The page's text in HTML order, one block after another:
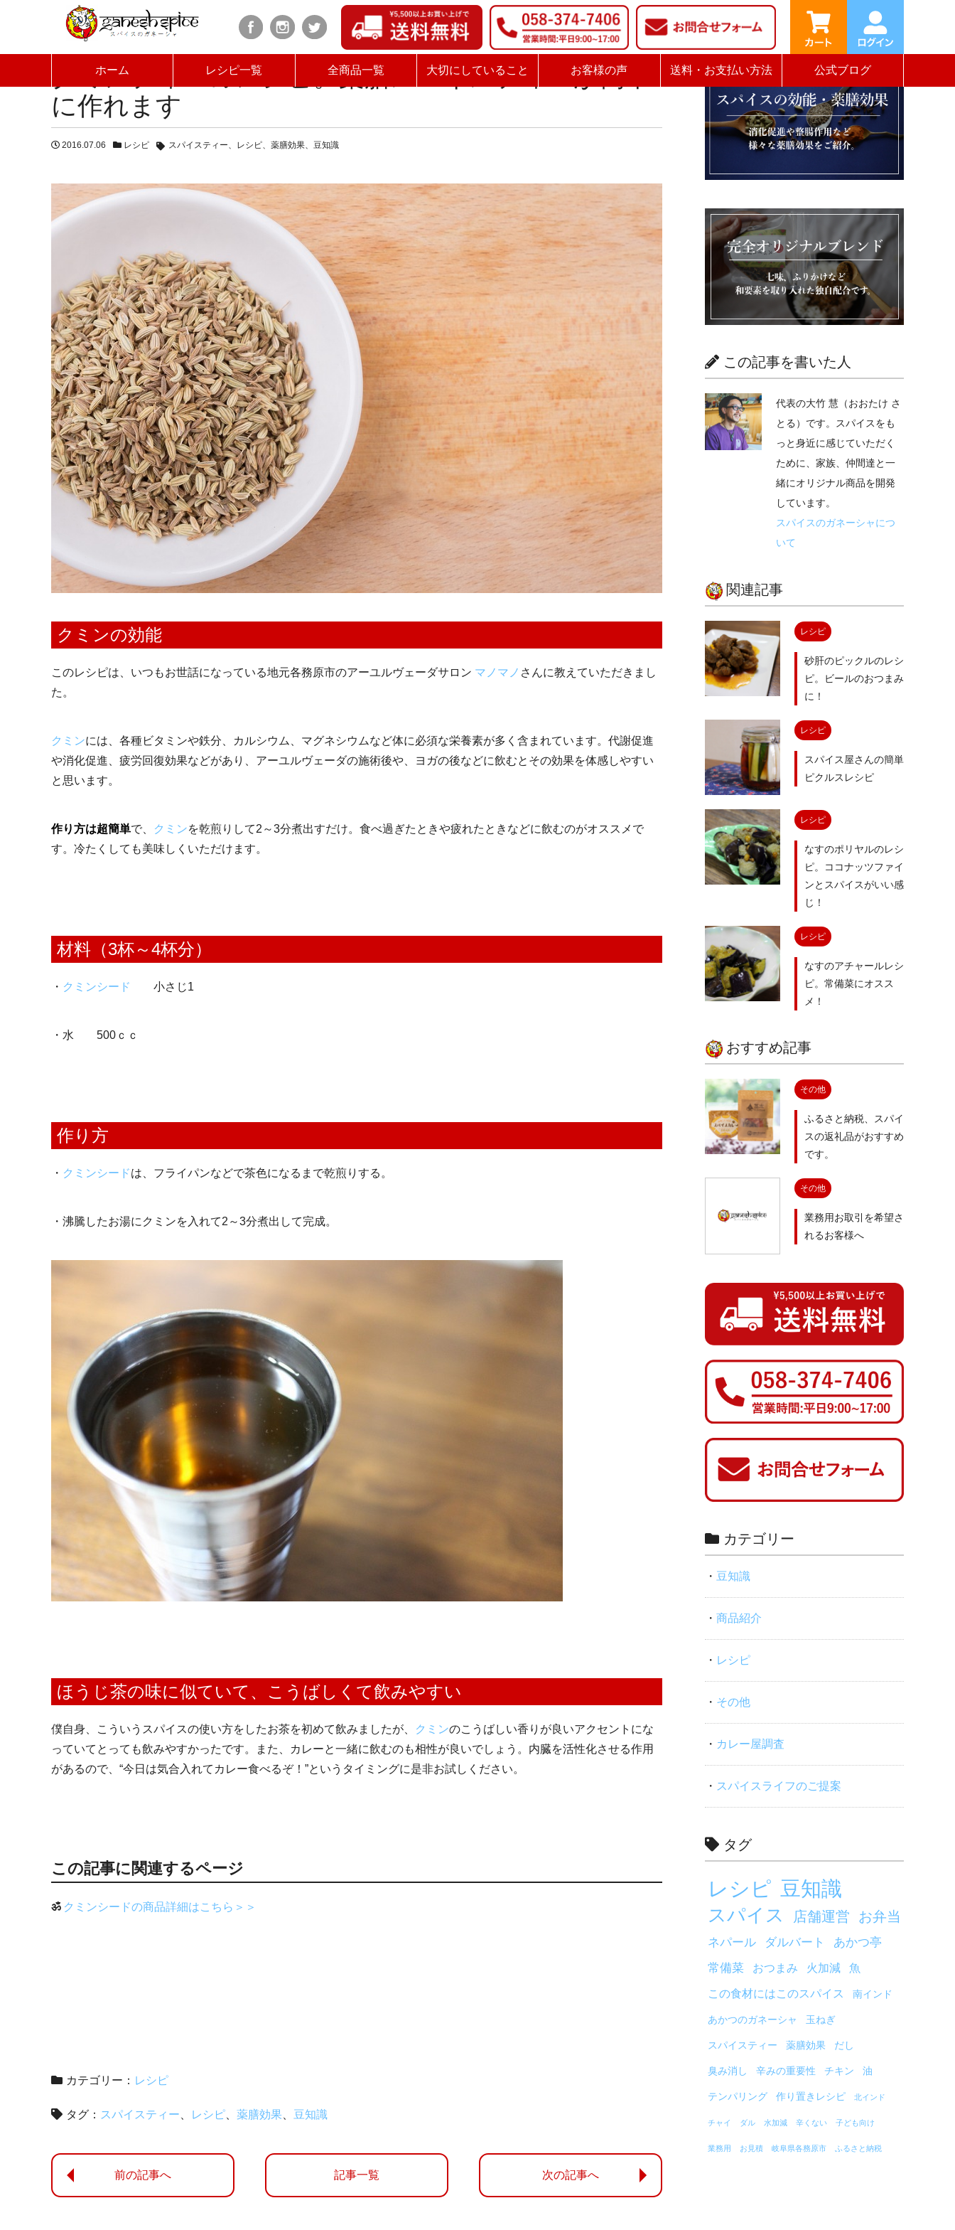
ホーム レシピ一覧 全商品一覧 大切にしていること お客様の声 送料・お支払い方法 公式ブログ
HOME クミンティーのレシピ。薬膳スパイスティーが簡単に作れます
クミンティーのレシピ。薬膳スパイスティーが簡単
に作れます
2016.07.06 レシピ スパイスティー レシピ 薬膳効果 豆知識
クミンの効能
このレシピは、いつもお世話になっている地元各務原市のアーユルヴェーダサロン マノマノ さんに教えていただきまし
た。
クミンには、各種ビタミンや鉄分、カルシウム、マグネシウムなど体に必須な栄養素が多く含まれています。代謝促進
や消化促進、疲労回復効果などがあり、アーユルヴェーダの施術後や、ヨガの後などに飲むとその効果を体感しやすい
と思います。
作り方は超簡単で、 クミンを乾煎りして2～3分煮出すだけ。食べ過ぎたときや疲れたときなどに飲むのがオススメで
す。冷たくしても美味しくいただけます。
材料（3杯～4杯分）
・ クミンシード 小さじ1
・水 500ｃｃ
作り方
・ クミンシードは、フライパンなどで茶色になるまで乾煎りする。
・沸騰したお湯にクミンを入れて2～3分煮出して完成。
ほうじ茶の味に似ていて、こうばしくて飲みやすい
僕自身、こういうスパイスの使い方をしたお茶を初めて飲みましたが、 クミンのこうばしい香りが良いアクセントにな
っていてとっても飲みやすかったです。また、カレーと一緒に飲むのも相性が良いでしょう。内臓を活性化させる作用
があるので、“今日は気合入れてカレー食べるぞ！”というタイミングに是非お試しください。
この記事に関連するページ
ॐ クミンシードの商品詳細はこちら＞＞
カテゴリー： レシピ
タグ： スパイスティー レシピ 薬膳効果 豆知識
前の記事へ 記事一覧 次の記事へ
この記事を書いた人
代表の大竹 慧（おおたけ さ
とる）です。スパイスをも
っと身近に感じていただく
ために、家族、仲間達と一
緒にオリジナル商品を開発
しています。
スパイスのガネーシャにつ
いて
関連記事
レシピ
砂肝のピックルのレシ
ピ。ビールのおつまみ
に！
レシピ
スパイス屋さんの簡単
ピクルスレシピ
レシピ
なすのポリヤルのレシ
ピ。ココナッツファイ
ンとスパイスがいい感
じ！
レシピ
なすのアチャールレシ
ピ。常備菜にオスス
メ！
おすすめ記事
その他
ふるさと納税、スパイ
スの返礼品がおすすめ
です。
その他
業務用お取引を希望さ
れるお客様へ
カテゴリー
豆知識
商品紹介
レシピ
その他
カレー屋調査
スパイスライフのご提案
タグ
レシピ 豆知識
スパイス 店舗運営 お弁当
ネパール ダルバート
あかつ亭
常備菜
おつまみ 火加減 魚
この食材にはこのスパイス 南インド
あかつのガネーシャ 玉ねぎ
スパイスティー 薬膳効果 だし
臭み消し 辛みの重要性 チキン 油
テンパリング 作り置きレシピ 北インド
チャイ ダル 水加減 辛くない 子ども向け
業務用 お見積 岐阜県各務原市 ふるさと納税